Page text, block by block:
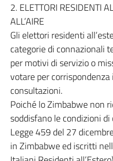
2. ELETTORI RESIDENTI
ALL’AIRE
Gli elettori residenti
categorie di connazionali
per motivi di servizio o
votare per
consultazioni.
Poiché lo Zimbabwe non
soddisfano le condizioni di
Legge 459 del 27
in Zimbabwe ed iscritti